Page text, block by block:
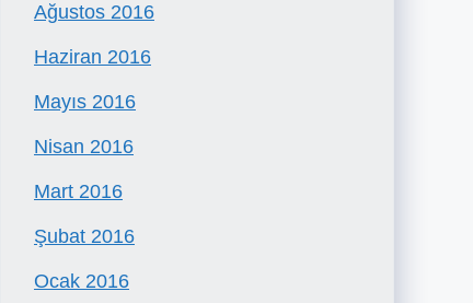
Ağustos 2016
Haziran 2016
Mayıs 2016
Nisan 2016
Mart 2016
Şubat 2016
Ocak 2016